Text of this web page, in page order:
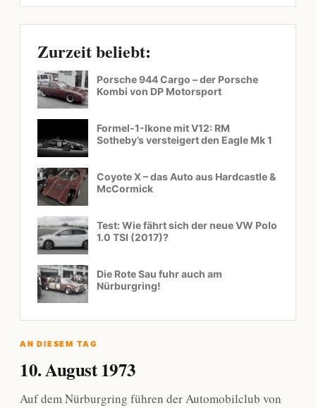
Zurzeit beliebt:
Porsche 944 Cargo – der Porsche
Kombi von DP Motorsport
Formel-1-Ikone mit V12: RM
Sotheby’s versteigert den Eagle Mk 1
Coyote X – das Auto aus Hardcastle &
McCormick
Test: Wie fährt sich der neue VW Polo
1.0 TSI (2017)?
Die Rote Sau fuhr auch am
Nürburgring!
AN DIESEM TAG
10. August 1973
Auf dem Nürburgring führen der Automobilclub von